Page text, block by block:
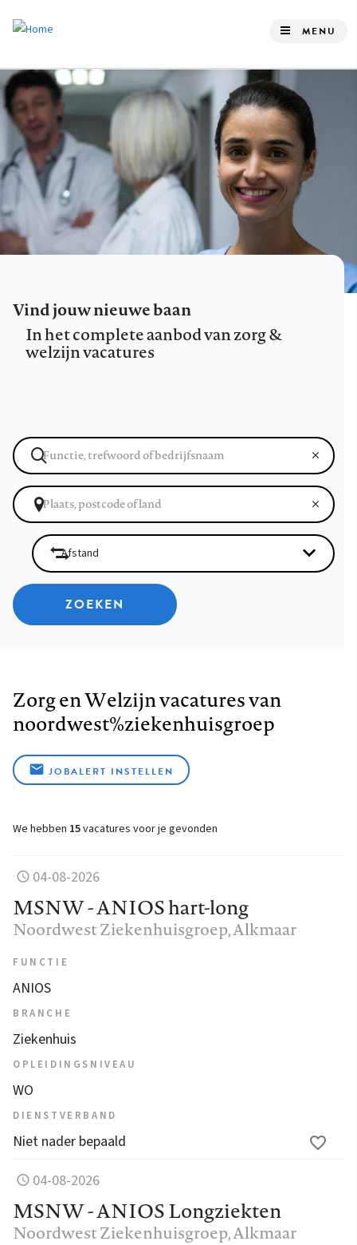
de
inhoud
gaan
MENU
Vind jouw nieuwe baan
In het complete aanbod van zorg &
welzijn vacatures
ZOEKEN
Zorg en Welzijn vacatures van
noordwest%ziekenhuisgroep
JOBALERT INSTELLEN
We hebben 15vacatures voor je gevonden
04-08-2026
MSNW - ANIOS hart-long
Noordwest Ziekenhuisgroep, Alkmaar
FUNCTIE
ANIOS
BRANCHE
Ziekenhuis
OPLEIDINGSNIVEAU
WO
DIENSTVERBAND
Niet nader bepaald
04-08-2026
MSNW - ANIOS Longziekten
Noordwest Ziekenhuisgroep, Alkmaar